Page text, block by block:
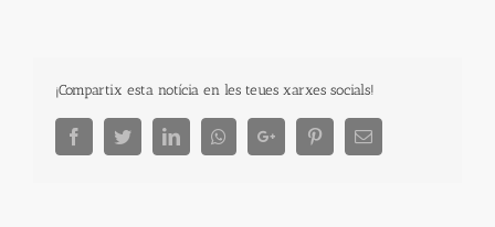
¡Compartix esta notícia en les teues xarxes socials!
FacebookTwitterLinkedInWhatsappGoogle+ PinterestEmail